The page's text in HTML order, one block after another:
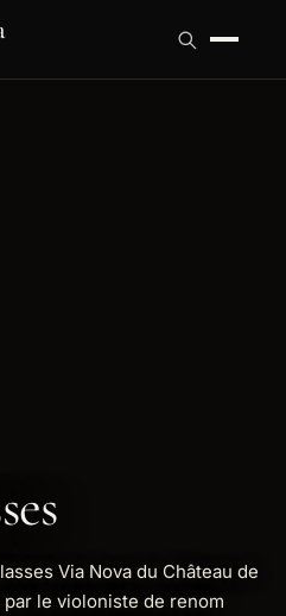
Via Nova du Château de
le violoniste de renom